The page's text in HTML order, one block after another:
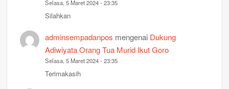
Selasa, 5 Maret 2024 - 23:35
Silahkan
adminsempadanpos mengenai Dukung
Adiwiyata Orang Tua Murid Ikut Goro
Selasa, 5 Maret 2024 - 23:35
Terimakasih